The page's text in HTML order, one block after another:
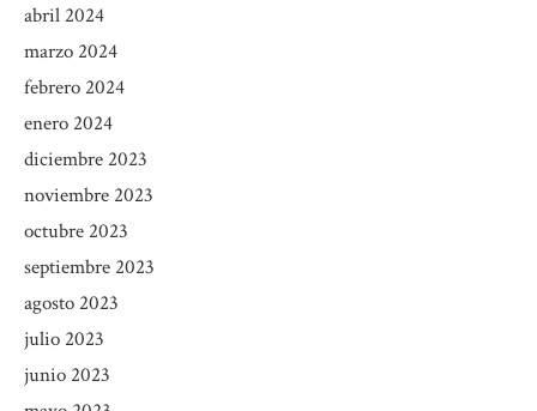
abril 2024
marzo 2024
febrero 2024
enero 2024
diciembre 2023
noviembre 2023
octubre 2023
septiembre 2023
agosto 2023
julio 2023
junio 2023